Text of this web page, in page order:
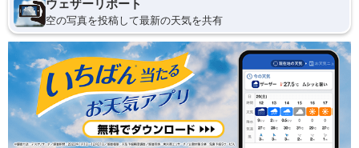
ウェザーリポート
空の写真を投稿して最新の天気を共有